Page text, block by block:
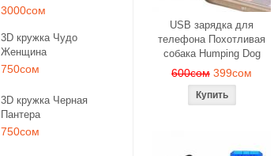
3000сом
3D кружка Чудо
Женщина
750сом
3D кружка Черная
Пантера
750сом
USB зарядка для
телефона Похотливая
собака Humping Dog
600сом 399сом